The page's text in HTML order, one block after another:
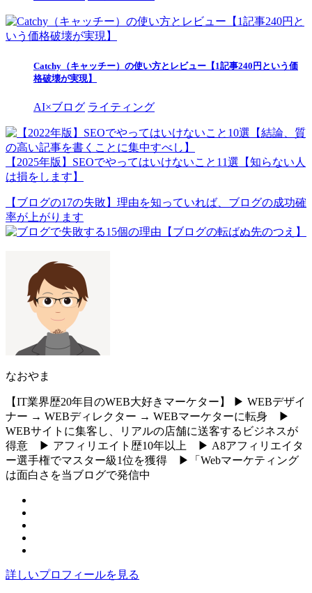
Catchy（キャッチー）の使い方とレビュー【1記事240円という価
格破壊が実現】
AI×ブログ ライティング
【2025年版】SEOでやってはいけないこと11選【知らない人
は損をします】
【ブログの17の失敗】理由を知っていれば、ブログの成功確
率が上がります
なおやま
【IT業界歴20年目のWEB大好きマーケター】 ▶︎ WEBデザイ
ナー → WEBディレクター → WEBマーケターに転身 ▶︎
WEBサイトに集客し、リアルの店舗に送客するビジネスが
得意 ▶︎ アフィリエイト歴10年以上 ▶︎ A8アフィリエイタ
ー選手権でマスター級1位を獲得 ▶︎「Webマーケティング
は面白さを当ブログで発信中
詳しいプロフィールを見る